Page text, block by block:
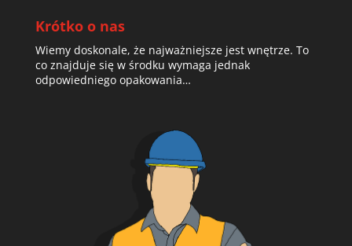
Krótko o nas
Wiemy doskonale, że najważniejsze jest wnętrze. To
co znajduje się w środku wymaga jednak
odpowiedniego opakowania…